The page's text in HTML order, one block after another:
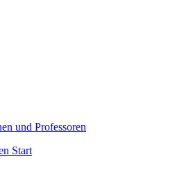
und Professoren
Start